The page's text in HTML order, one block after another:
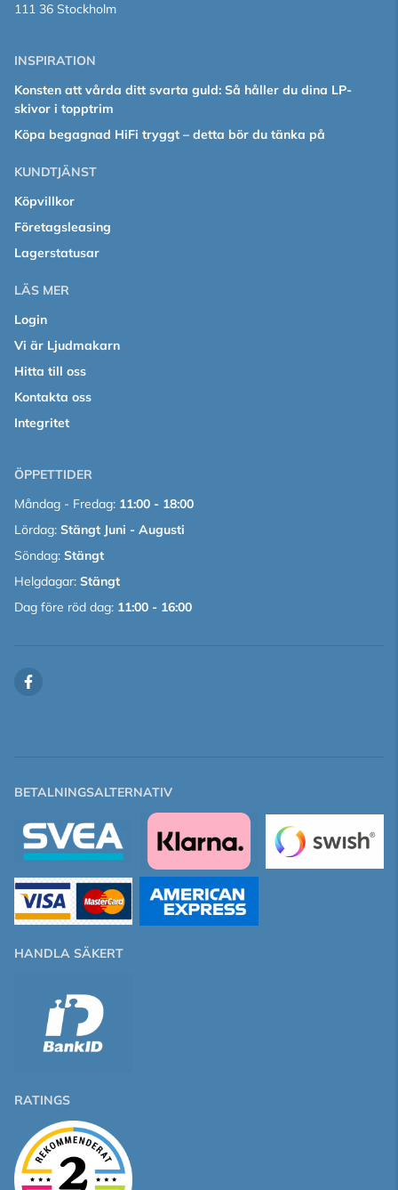
111 36 Stockholm
INSPIRATION
Konsten att vårda ditt svarta guld: Så håller du dina LP-
skivor i topptrim
Köpa begagnad HiFi tryggt – detta bör du tänka på
KUNDTJÄNST
Köpvillkor
Företagsleasing
Lagerstatusar
LÄS MER
Login
Vi är Ljudmakarn
Hitta till oss
Kontakta oss
Integritet
ÖPPETTIDER
Måndag - Fredag: 11:00 - 18:00
Lördag: Stängt Juni - Augusti
Söndag: Stängt
Helgdagar: Stängt
Dag före röd dag: 11:00 - 16:00
BETALNINGSALTERNATIV
HANDLA SÄKERT
RATINGS